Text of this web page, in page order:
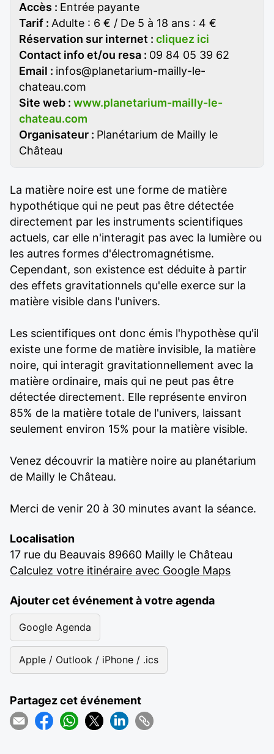
Accès : Entrée payante
Tarif : Adulte : 6 € / De 5 à 18 ans : 4 €
Réservation sur internet : cliquez ici
Contact info et/ou resa : 09 84 05 39 62
Email : infos@planetarium-mailly-le-
chateau.com
Site web : www.planetarium-mailly-le-
chateau.com
Organisateur : Planétarium de Mailly le
Château
La matière noire est une forme de matière
hypothétique qui ne peut pas être détectée
directement par les instruments scientifiques
actuels, car elle n'interagit pas avec la lumière ou
les autres formes d'électromagnétisme.
Cependant, son existence est déduite à partir
des effets gravitationnels qu'elle exerce sur la
matière visible dans l'univers.
Les scientifiques ont donc émis l'hypothèse qu'il
existe une forme de matière invisible, la matière
noire, qui interagit gravitationnellement avec la
matière ordinaire, mais qui ne peut pas être
détectée directement. Elle représente environ
85% de la matière totale de l'univers, laissant
seulement environ 15% pour la matière visible.
Venez découvrir la matière noire au planétarium
de Mailly le Château.
Merci de venir 20 à 30 minutes avant la séance.
Localisation
17 rue du Beauvais 89660 Mailly le Château
Calculez votre itinéraire avec Google Maps
Ajouter cet événement à votre agenda
Google Agenda
Apple / Outlook / iPhone / .ics
Partagez cet événement